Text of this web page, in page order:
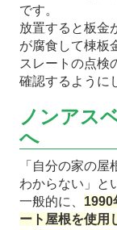
です。
放置すると板金
が腐食して棟板
スレートの点検
確認するように
ノンアス
へ
「自分の家の
わからない」と
一般的に、 1990
ート屋根を使用